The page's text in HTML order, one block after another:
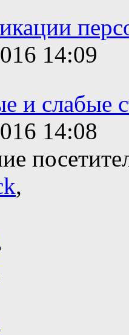
14:09
и слабые
14:08
,